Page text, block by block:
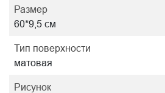
Размер
60*9,5 см
Тип поверхности
матовая
Рисунок